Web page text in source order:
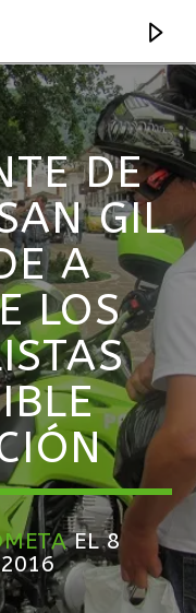
ABIERTO
DE
GIL
A
LOS
EL 8